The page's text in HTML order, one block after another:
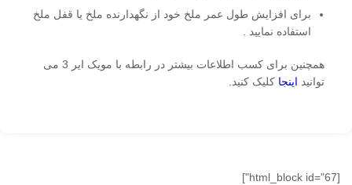
برای افزایش طول عمر ملخ خود از نگهدارنده ملخ یا قفل ملخ
استفاده نمایید .
همچنین برای کسب اطلاعات بیشتر در رابطه با مویک ایر 3 می
توانید اینجا کلیک کنید.
[html_block id="67"]